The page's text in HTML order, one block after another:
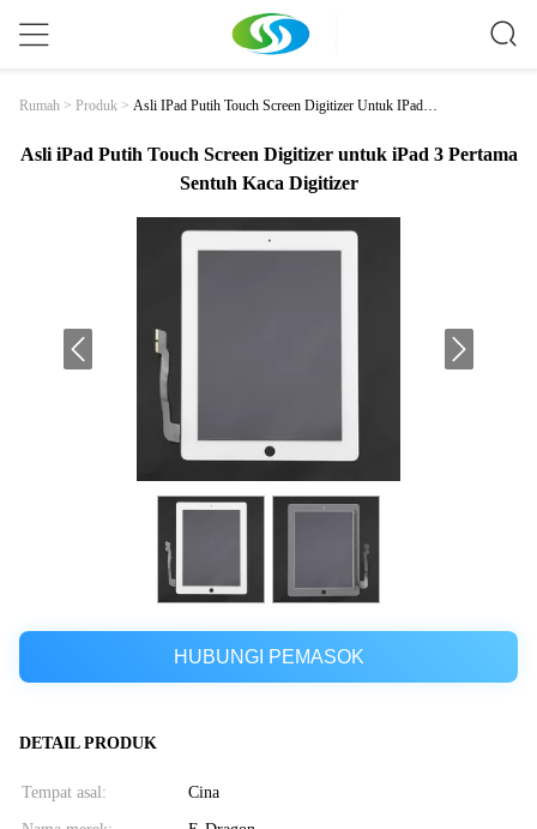
Rumah > Produk > Asli IPad Putih Touch Screen Digitizer Untuk IPad 3
Asli iPad Putih Touch Screen Digitizer untuk iPad 3 Pertama
Sentuh Kaca Digitizer
HUBUNGI PEMASOK
DETAIL PRODUK
Tempat asal: Cina